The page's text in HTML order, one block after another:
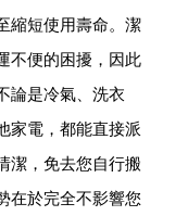
縮短使用壽命。潔
不便的困擾，因此
論是冷氣、洗衣
家電，都能直接派
潔，免去您自行搬
在於完全不影響您